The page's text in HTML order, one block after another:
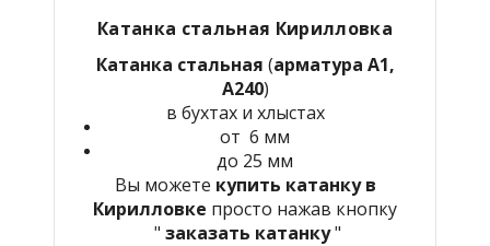
Катанка стальная Кирилловка
Катанка стальная (арматура А1,
А240)
в бухтах и хлыстах
от 6 мм
до 25 мм
Вы можете купить катанку в
Кирилловке просто нажав кнопку
" заказать катанку"